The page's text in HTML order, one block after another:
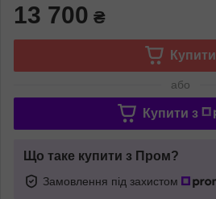
13 700 ₴
Купити
або
Купити з
Що таке купити з Пром?
Замовлення під захистом